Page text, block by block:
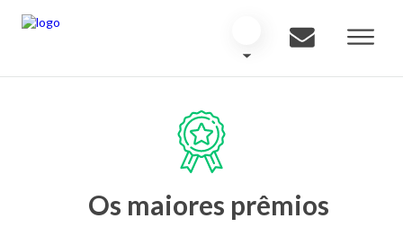
Os maiores prêmios